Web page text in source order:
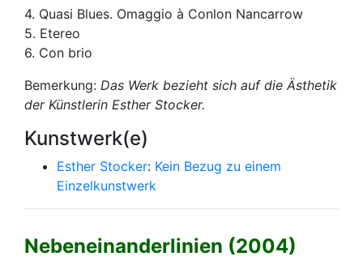
4. Quasi Blues. Omaggio à Conlon Nancarrow
5. Etereo
6. Con brio
Bemerkung: Das Werk bezieht sich auf die Ästhetik
der Künstlerin Esther Stocker.
Kunstwerk(e)
Esther Stocker: Kein Bezug zu einem
Einzelkunstwerk
Nebeneinanderlinien (2004)